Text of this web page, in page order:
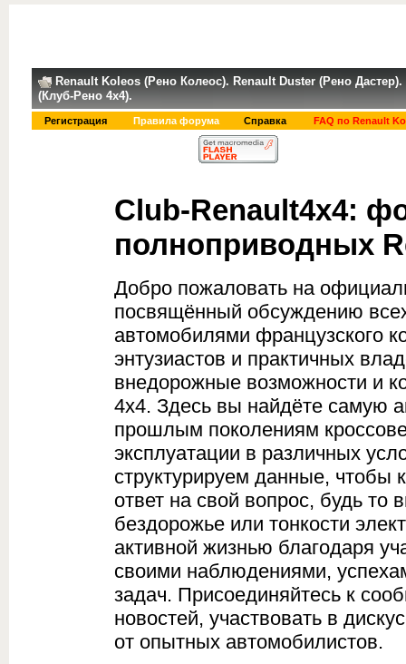
Renault Koleos (Рено Колеос). Renault Duster (Рено
(Клуб-Рено 4x4).
Регистрация Правила форума Справка FAQ по Renault
Club-Renault4x4:
полноприводных
Добро пожаловать на
посвящённый обсуждению
автомобилями французского
энтузиастов и практичных
внедорожные возможности и
4x4. Здесь вы найдёте самую
прошлым поколениям
эксплуатации в различных
структурируем данные, чтобы
ответ на свой вопрос, будь
бездорожье или тонкости
активной жизнью благодаря
своими наблюдениями,
задач. Присоединяйтесь к
новостей, участвовать в
от опытных автомобилистов.